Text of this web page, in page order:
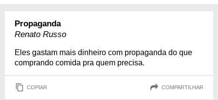
Propaganda
Renato Russo
Eles gastam mais dinheiro com propaganda do que
comprando comida pra quem precisa.
COPIAR COMPARTILHAR